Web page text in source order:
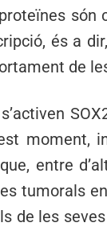
són
és a
de
moment,
entre
tumorals
de les